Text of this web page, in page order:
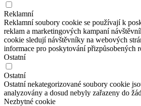
Reklamní
Reklamní soubory cookie se používají k
reklam a marketingových kampaní
cookie sledují návštěvníky na webových
informace pro poskytování přizpůsobených
Ostatní
Ostatní
Ostatní nekategorizované soubory cookie
analyzovány a dosud nebyly zařazeny do
Nezbytné cookie